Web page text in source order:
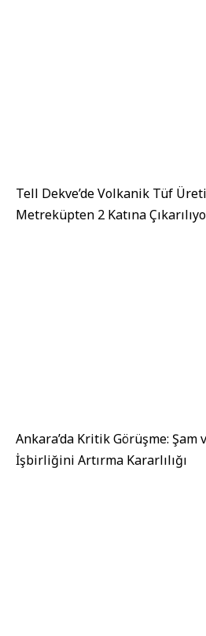
Tell Dekve’de Volkanik Tüf
Metreküpten 2 Katına
Ankara’da Kritik Görüşme: Şam
İşbirliğini Artırma Kararlılığı